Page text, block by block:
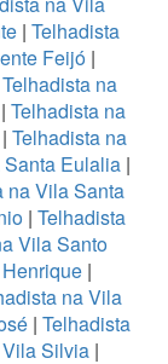
| Telhadista
Feijó|
Telhadista na
| Telhadista na
Telhadista na
Eulalia |
na Vila Santa
| Telhadista
Vila Santo
|
na Vila
| Telhadista
Silvia|